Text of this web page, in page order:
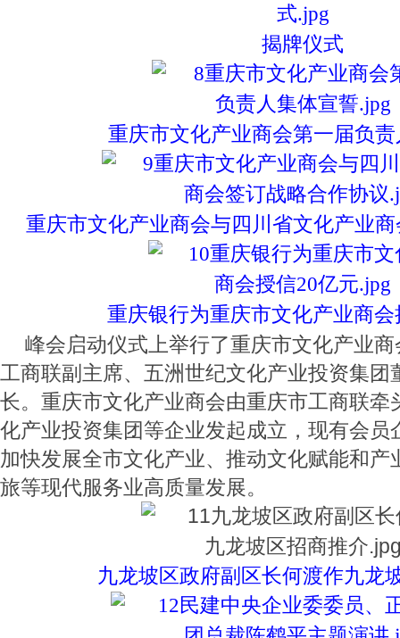
揭牌仪式
重庆市文化产业商会第一届负
重庆市文化产业商会与四川省文化产业
重庆银行为重庆市文化产业商会
峰会启动仪式上举行了重庆市文化产业
工商联副主席、五洲世纪文化产业投资集团
长。重庆市文化产业商会由重庆市工商联牵
化产业投资集团等企业发起成立，现有会员
加快发展全市文化产业、推动文化赋能和产
旅等现代服务业高质量发展。
九龙坡区政府副区长何渡作九龙